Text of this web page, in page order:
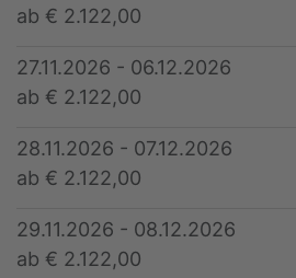
ab € 2.122,00
27.11.2026 - 06.12.2026
ab € 2.122,00
28.11.2026 - 07.12.2026
ab € 2.122,00
29.11.2026 - 08.12.2026
ab € 2.122,00